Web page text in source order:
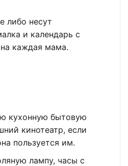
либо несут
и календарь с
каждая мама.
кухонную бытовую
кинотеатр, если
пользуется им.
лампу, часы с